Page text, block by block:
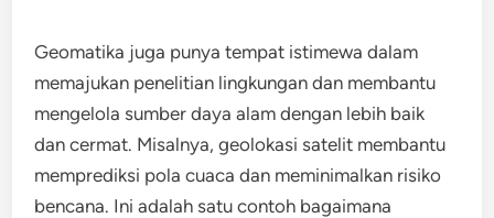
Geomatika juga punya tempat istimewa dalam
memajukan penelitian lingkungan dan membantu
mengelola sumber daya alam dengan lebih baik
dan cermat. Misalnya, geolokasi satelit membantu
memprediksi pola cuaca dan meminimalkan risiko
bencana. Ini adalah satu contoh bagaimana